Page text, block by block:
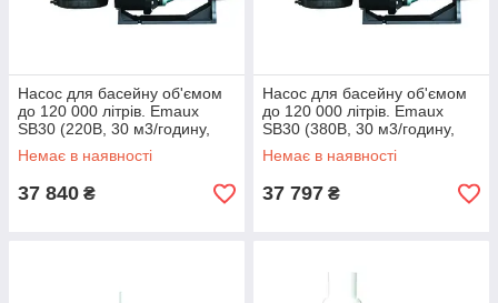
Насос для басейну об'ємом
до 120 000 літрів. Emaux
SB30 (220В, 30 м3/годину,
3HP)
Немає в наявності
37 840 ₴
Насос для басейну об'ємом
до 120 000 літрів. Emaux
SB30 (380В, 30 м3/годину,
3HP)
Немає в наявності
37 797 ₴